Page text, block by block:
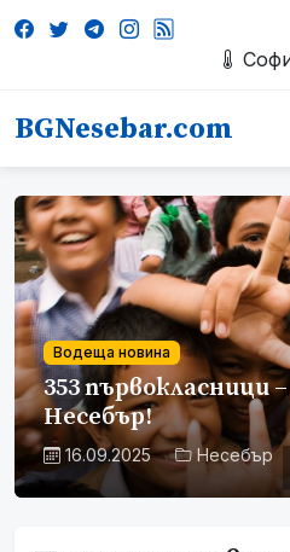
BGNesebar.com
Водеща новина
353 първокласници
Несебър!
16.09.2025 Несебър